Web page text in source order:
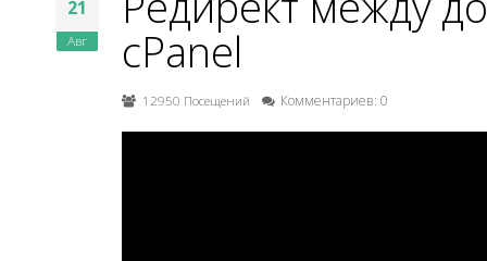
21
Авг cPanel
12950 Посещений Комментариев: 0